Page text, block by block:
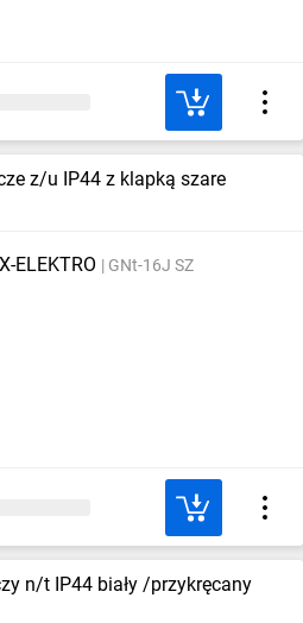
z/u IP44 z klapką szare
ELEKTRO GNt-16J SZ
n/t IP44 biały /przykręcany